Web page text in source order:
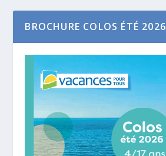
BROCHURE COLOS ÉTÉ 2026